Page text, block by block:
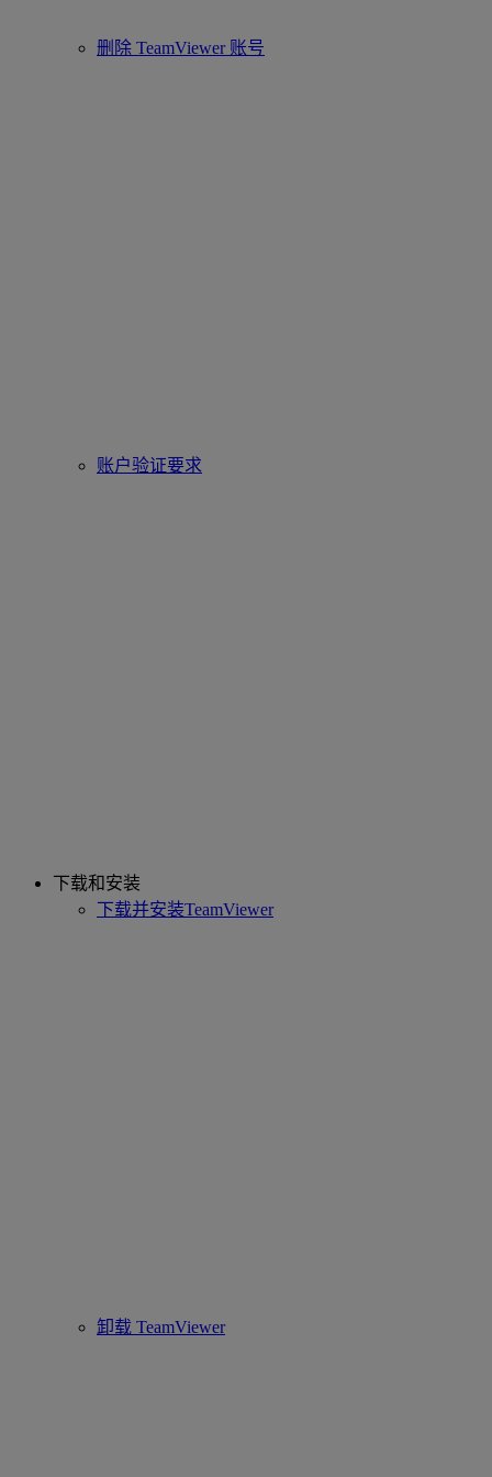
删除 TeamViewer 账号
账户验证要求
下载和安装
下载并安装TeamViewer
卸载 TeamViewer